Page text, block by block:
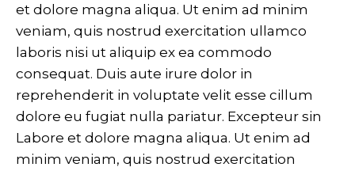
et dolore magna aliqua. Ut enim ad minim
veniam, quis nostrud exercitation ullamco
laboris nisi ut aliquip ex ea commodo
consequat. Duis aute irure dolor in
reprehenderit in voluptate velit esse cillum
dolore eu fugiat nulla pariatur. Excepteur sin
Labore et dolore magna aliqua. Ut enim ad
minim veniam, quis nostrud exercitation